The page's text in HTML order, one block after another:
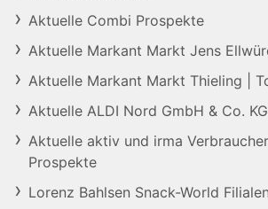
Aktuelle Combi Prospekte
Aktuelle Markant Markt Jens
Aktuelle Markant Markt Thieling |
Aktuelle ALDI Nord GmbH & Co.
Aktuelle aktiv und irma
Prospekte
Lorenz Bahlsen Snack-World